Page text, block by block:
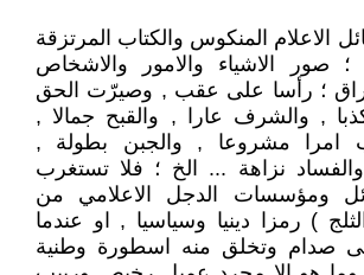
الاعلام المنكوس والكتاب المرتزقة
؛ صور الاشياء والامور والاشخاص
؛ رأسا على عقب , وصيرّت الحق
, والشرف عارا , والقبح جمالا ,
امرا مشروعا , والجبن بطولة ,
والفساد نزاهة ... الخ ؛ فلا تستغرب
ومؤسسات الدجل الاعلامي من
) رمزا دينيا وسياسيا , او عندما
صدام وتخلق منه اسطورة وطنية